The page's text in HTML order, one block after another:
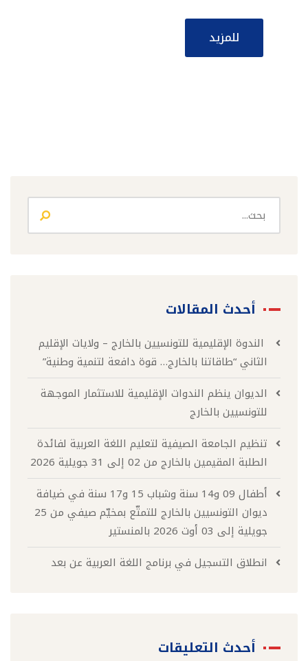
للمزيد
أحدث المقالات
الندوة الإقليمية للتونسيين بالخارج – ولايات الإقليم
الثاني “طاقاتنا بالخارج… قوة دافعة لتنمية وطنية”
الديوان ينظم الندوات الإقليمية للاستثمار الموجهة
للتونسيين بالخارج
تنظيم الجامعة الصيفية لتعليم اللغة العربية لفائدة
الطلبة المقيمين بالخارج من 02 إلى 31 جويلية 2026
أطفال 09 و14 سنة وشباب 15 و17 سنة في ضيافة
ديوان التونسيين بالخارج للتمتّع بمخيّم صيفي من 25
جويلية إلى 03 أوت 2026 بالمنستير
انطلاق التسجيل في برنامج اللغة العربية عن بعد
أحدث التعليقات